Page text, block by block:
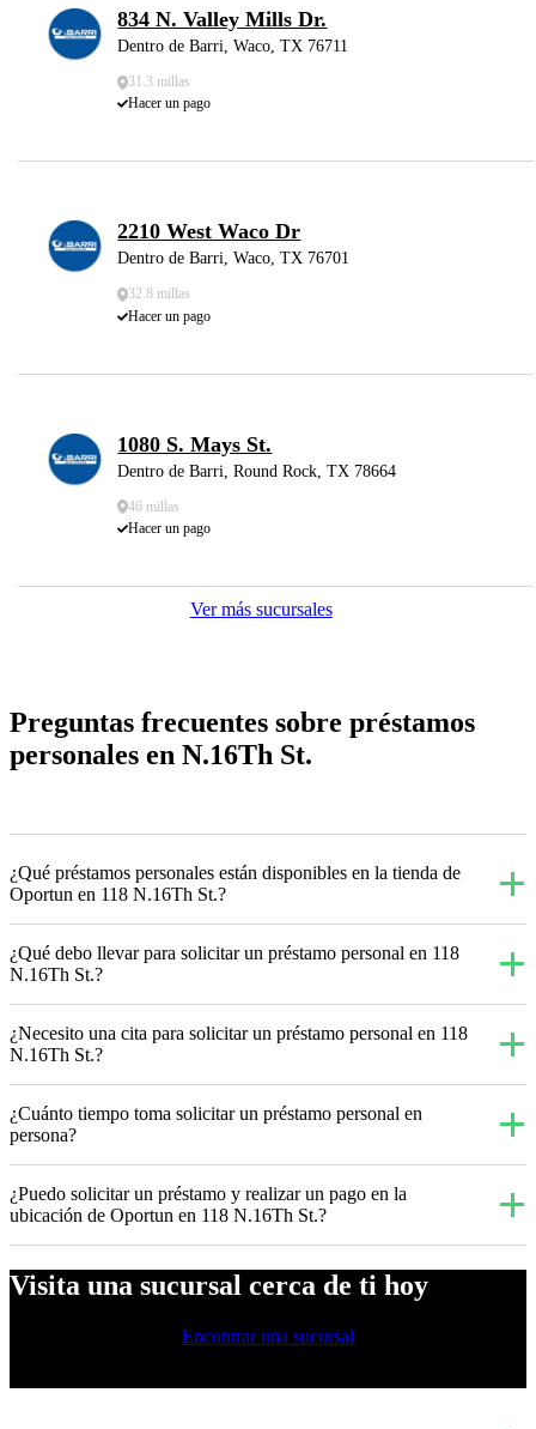
834 N. Valley Mills Dr.
Dentro de Barri, Waco, TX 76711
31.3 millas
Hacer un pago
2210 West Waco Dr
Dentro de Barri, Waco, TX 76701
32.8 millas
Hacer un pago
1080 S. Mays St.
Dentro de Barri, Round Rock, TX 78664
46 millas
Hacer un pago
Ver más sucursales
Preguntas frecuentes sobre préstamos
personales en N.16Th St.
¿Qué préstamos personales están disponibles en la tienda de
Oportun en 118 N.16Th St.?
¿Qué debo llevar para solicitar un préstamo personal en 118
N.16Th St.?
¿Necesito una cita para solicitar un préstamo personal en 118
N.16Th St.?
¿Cuánto tiempo toma solicitar un préstamo personal en
persona?
¿Puedo solicitar un préstamo y realizar un pago en la
ubicación de Oportun en 118 N.16Th St.?
Visita una sucursal cerca de ti hoy
Encontrar una sucursal